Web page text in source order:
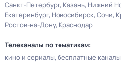
Санкт-Петербург Казань Нижний
Екатеринбург Новосибирск Сочи
Ростов-на-Дону Краснодар
Телеканалы по тематикам:
кино и сериалы бесплатные каналы